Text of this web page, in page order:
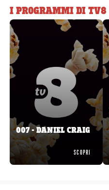
I PROGRAMMI DI TV8
007 - DANIEL CRAIG
SCOPRI